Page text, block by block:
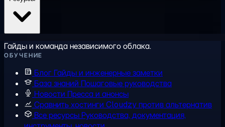
Гайды и команда независимого облака.
ОБУЧЕНИЕ
Блог Гайды и инженерные заметки
База знаний Пошаговые руководства
Новости Пресса и анонсы
Сравнить хостинги Cloudzy против альтернатив
Все ресурсыРуководства, документация,